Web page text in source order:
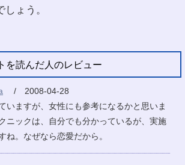
ょう。
を読んだ人のレビュー
/ 2008-04-28
いますが、女性にも参考になるかと思いま
ニックは、自分でも分かっているが、実施
ね。なぜなら恋愛だから。